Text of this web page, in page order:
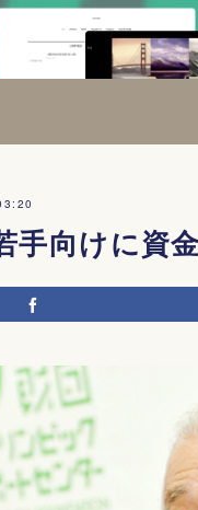
手向けに資